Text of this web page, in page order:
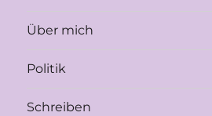
Über mich
Politik
Schreiben